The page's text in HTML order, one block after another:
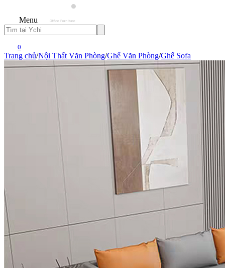
Menu
0
Trang chủ/Nội Thất Văn Phòng/Ghế Văn Phòng/Ghế Sofa